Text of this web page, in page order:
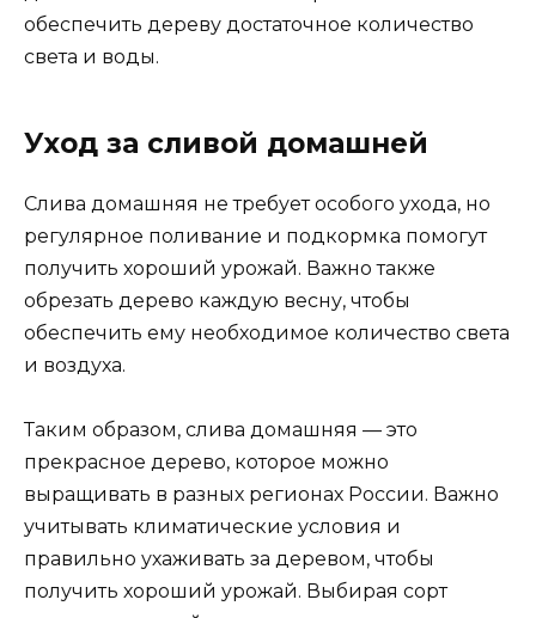
обеспечить дереву достаточное количество
света и воды.
Уход за сливой домашней
Слива домашняя не требует особого ухода, но
регулярное поливание и подкормка помогут
получить хороший урожай. Важно также
обрезать дерево каждую весну, чтобы
обеспечить ему необходимое количество света
и воздуха.
Таким образом, слива домашняя — это
прекрасное дерево, которое можно
выращивать в разных регионах России. Важно
учитывать климатические условия и
правильно ухаживать за деревом, чтобы
получить хороший урожай. Выбирая сорт